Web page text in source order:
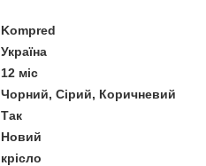
Kompred
Україна
12 міс
Чорний, Сірий, Коричневий
Так
Новий
крісло